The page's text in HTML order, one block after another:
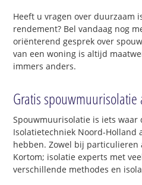
Heeft u vragen over duurzaam
rendement? Bel vandaag nog
oriënterend gesprek over
van een woning is altijd
immers anders.
Gratis spouwmuurisolatie
Spouwmuurisolatie is iets waar
Isolatietechniek Noord-Holland
hebben. Zowel bij particulieren
Kortom; isolatie experts met
verschillende methodes en